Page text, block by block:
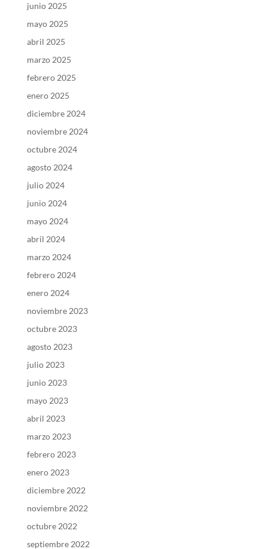
junio 2025
mayo 2025
abril 2025
marzo 2025
febrero 2025
enero 2025
diciembre 2024
noviembre 2024
octubre 2024
agosto 2024
julio 2024
junio 2024
mayo 2024
abril 2024
marzo 2024
febrero 2024
enero 2024
noviembre 2023
octubre 2023
agosto 2023
julio 2023
junio 2023
mayo 2023
abril 2023
marzo 2023
febrero 2023
enero 2023
diciembre 2022
noviembre 2022
octubre 2022
septiembre 2022